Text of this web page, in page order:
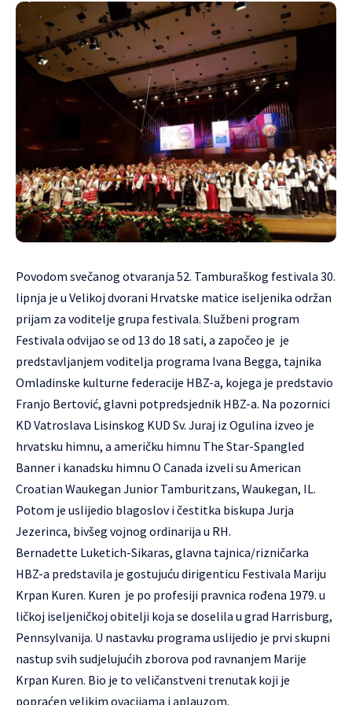
Povodom svečanog otvaranja 52. Tamburaškog festivala 30.
lipnja je u Velikoj dvorani Hrvatske matice iseljenika održan
prijam za voditelje grupa festivala. Službeni program
Festivala odvijao se od 13 do 18 sati, a započeo je je
predstavljanjem voditelja programa Ivana Begga, tajnika
Omladinske kulturne federacije HBZ-a, kojega je predstavio
Franjo Bertović, glavni potpredsjednik HBZ-a. Na pozornici
KD Vatroslava Lisinskog KUD Sv. Juraj iz Ogulina izveo je
hrvatsku himnu, a američku himnu The Star-Spangled
Banner i kanadsku himnu O Canada izveli su American
Croatian Waukegan Junior Tamburitzans, Waukegan, IL.
Potom je uslijedio blagoslov i čestitka biskupa Jurja
Jezerinca, bivšeg vojnog ordinarija u RH.
Bernadette Luketich-Sikaras, glavna tajnica/rizničarka
HBZ-a predstavila je gostujuću dirigenticu Festivala Mariju
Krpan Kuren. Kuren je po profesiji pravnica rođena 1979. u
ličkoj iseljeničkoj obitelji koja se doselila u grad Harrisburg,
Pennsylvanija. U nastavku programa uslijedio je prvi skupni
nastup svih sudjelujućih zborova pod ravnanjem Marije
Krpan Kuren. Bio je to veličanstveni trenutak koji je
popraćen velikim ovacijama i aplauzom.